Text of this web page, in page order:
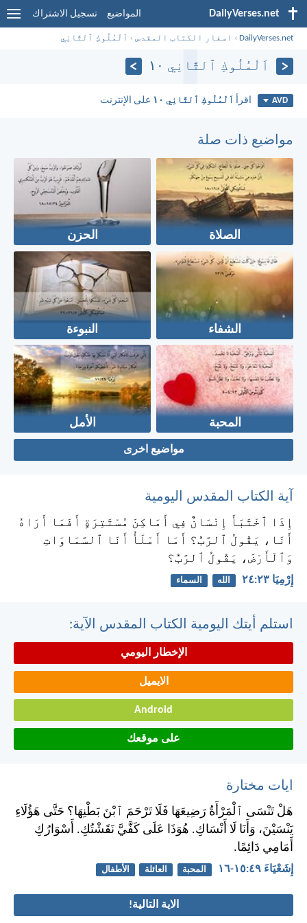
DailyVerses.net المواضيع تسجيل الاشتراك
DailyVerses.net
› اسفار الكتاب المقدس › اَلْمُلُوكِ ٱلثَّانِي
اَلْمُلُوكِ ٱلثَّانِي ١٠
AVD اقرأ اَلْمُلُوكِ ٱلثَّانِي ١٠ على الإنترنت
مواضيع ذات صلة
الصلاة الحزن
الشفاء النبوءة
المحبة الأمل
مواضيع اخرى
آية الكتاب المقدس اليومية
إِذَا ٱخْتَبَأَ إِنْسَانٌ فِي أَمَاكِنَ مُسْتَتِرَةٍ أَفَمَا أَرَاهُ
أَنَا، يَقُولُ ٱلرَّبُّ؟ أَمَا أَمْلَأُ أَنَا ٱلسَّمَاوَاتِ
وَٱلْأَرْضَ، يَقُولُ ٱلرَّبُّ؟
إِرْمِيَا ٢٣:‏٢٤ الله السماء
استلم أيتك اليومية الكتاب المقدس الآية:
الإخطار اليومي
الايميل
Android
على موقعك
ايات مختارة
هَلْ تَنْسَى ٱلْمَرْأَةُ رَضِيعَهَا فَلَا تَرْحَمَ ٱبْنَ بَطْنِهَا؟ حَتَّى هَؤُلَاءِ
يَنْسَيْنَ، وَأَنَا لَا أَنْسَاكِ. هُوَذَا عَلَى كَفَّيَّ نَقَشْتُكِ. أَسْوَارُكِ
أَمَامِي دَائِمًا.
إِشَعْيَاءَ ٤٩:‏١٥-‏١٦ المحبة العائلة الأطفال
الاية التالية!